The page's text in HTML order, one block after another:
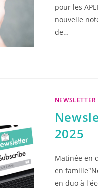
pour les
nouvelle
de…
2025
Matinée en
en
en duo à